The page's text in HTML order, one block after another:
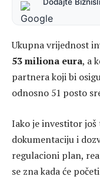
Dodajte
Ukupna vrijednost
53 miliona eura, a
partnera koji bi
odnosno 51 posto
Iako je investitor još
dokumentaciju i
regulacioni plan,
se zna kada će